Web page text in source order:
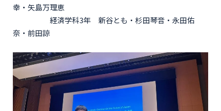
幸・矢島万理恵
経済学科3年 新谷とも・杉田琴音・永田佑
奈・前田諒